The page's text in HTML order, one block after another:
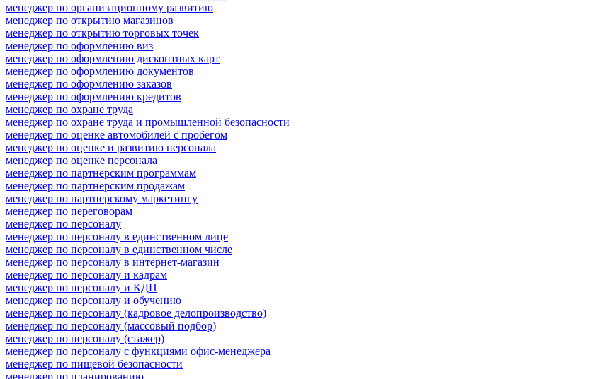
менеджер по организационному развитию
менеджер по открытию магазинов
менеджер по открытию торговых точек
менеджер по оформлению виз
менеджер по оформлению дисконтных карт
менеджер по оформлению документов
менеджер по оформлению заказов
менеджер по оформлению кредитов
менеджер по охране труда
менеджер по охране труда и промышленной безопасности
менеджер по оценке автомобилей с пробегом
менеджер по оценке и развитию персонала
менеджер по оценке персонала
менеджер по партнерским программам
менеджер по партнерским продажам
менеджер по партнерскому маркетингу
менеджер по переговорам
менеджер по персоналу
менеджер по персоналу в единственном лице
менеджер по персоналу в единственном числе
менеджер по персоналу в интернет-магазин
менеджер по персоналу и кадрам
менеджер по персоналу и КДП
менеджер по персоналу и обучению
менеджер по персоналу (кадровое делопроизводство)
менеджер по персоналу (массовый подбор)
менеджер по персоналу (стажер)
менеджер по персоналу с функциями офис-менеджера
менеджер по пищевой безопасности
менеджер по планированию